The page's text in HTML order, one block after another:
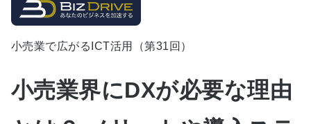
小売業で広がるICT活用（第31回）
小売業界にDXが必要な理由